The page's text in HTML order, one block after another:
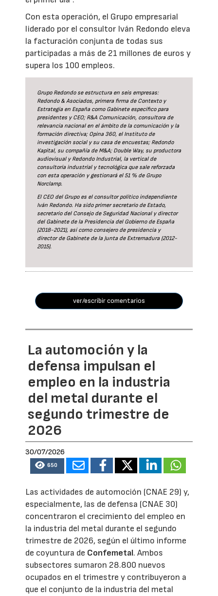
Con esta operación, el Grupo empresarial
liderado por el consultor Iván Redondo eleva
la facturación conjunta de todas sus
participadas a más de 21 millones de euros y
supera los 100 empleos.
Grupo Redondo se estructura en seis empresas:
Redondo & Asociados, primera firma de Contexto y
Estrategia en España como Gabinete específico para
presidentes y CEO; R&A Comunicación, consultora de
relevancia nacional en el ámbito de la comunicación y la
formación directiva; Opina 360, el Instituto de
investigación social y su casa de encuestas; Redondo
Kapital, su compañía de M&A; Double Way, su productora
audiovisual y Redondo Industrial, la vertical de
consultoría industrial y tecnológica que sale reforzada
con esta operación y gestionará el 51 % de Grupo
Norclamp.
El CEO del Grupo es el consultor político independiente
Iván Redondo. Ha sido primer secretario de Estado,
secretario del Consejo de Seguridad Nacional y director
del Gabinete de la Presidencia del Gobierno de España
(2018-2021), así como consejero de presidencia y
director de Gabinete de la Junta de Extremadura (2012-
2015).
ver/escribir comentarios
La automoción y la
defensa impulsan el
empleo en la industria
del metal durante el
segundo trimestre de
2026
30/07/2026
650
Las actividades de automoción (CNAE 29) y,
especialmente, las de defensa (CNAE 30)
concentraron el crecimiento del empleo en
la industria del metal durante el segundo
trimestre de 2026, según el último informe
de coyuntura de Confemetal. Ambos
subsectores sumaron 28.800 nuevos
ocupados en el trimestre y contribuyeron a
que el conjunto de la industria del metal